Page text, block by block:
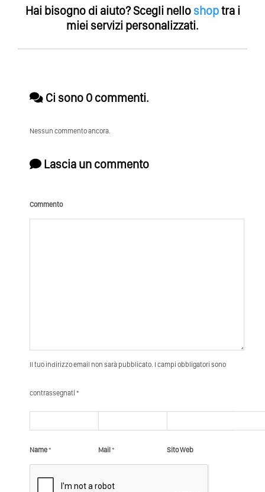
Hai bisogno di aiuto?Scegli nello shoptra i
miei servizi personalizzati.
Ci sono 0 commenti.
Nessun commento ancora.
Lascia un commento
Commento
Il tuo indirizzo email non sarà pubblicato. I campi obbligatori sono
contrassegnati *
Name* Mail * Sito Web